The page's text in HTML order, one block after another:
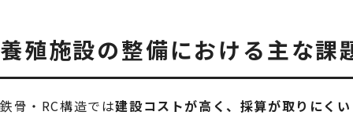
養殖施設の整備における主な課
鉄骨・RC構造では建設コストが高く、採算が取りにくい